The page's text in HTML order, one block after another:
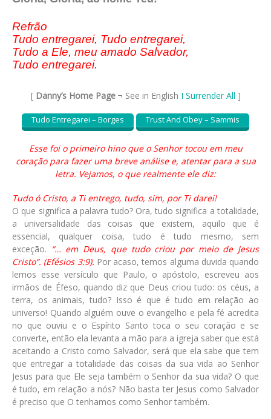
Refrão
Tudo entregarei, Tudo entregarei,
Tudo a Ele, meu amado Salvador,
Tudo entregarei.
[ Danny’s Home Page¬ See in English I Surrender All ]
Tudo Entregarei – Borges Trust And Obey – Sammis
Esse foi o primeiro hino que o Senhor tocou em meu
coração para fazer uma breve análise e, atentar para a sua
letra. Vejamos, o que realmente ele diz:
Tudo ó Cristo, a Ti entrego, tudo, sim, por Ti darei!
O que significa a palavra tudo? Ora, tudo significa a totalidade,
a universalidade das coisas que existem, aquilo que é
essencial, qualquer coisa, tudo é tudo mesmo, sem
exceção. “… em Deus, que tudo criou por meio de Jesus
Cristo”. (Efésios 3:9). Por acaso, temos alguma duvida quando
lemos esse versículo que Paulo, o apóstolo, escreveu aos
irmãos de Éfeso, quando diz que Deus criou tudo: os céus, a
terra, os animais, tudo? Isso é que é tudo em relação ao
universo! Quando alguém ouve o evangelho e pela fé acredita
no que ouviu e o Espírito Santo toca o seu coração e se
converte, então ela levanta a mão para a igreja saber que está
aceitando a Cristo como Salvador, será que ela sabe que tem
que entregar a totalidade das coisas da sua vida ao Senhor
Jesus para que Ele seja também o Senhor da sua vida? O que
é tudo, em relação a nós? Não basta ter Jesus como Salvador
é preciso que O tenhamos como Senhor também.